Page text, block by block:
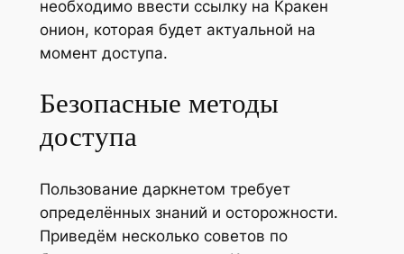
необходимо ввести ссылку на Кракен
онион, которая будет актуальной на
момент доступа.
Безопасные методы
доступа
Пользование даркнетом требует
определённых знаний и осторожности.
Приведём несколько советов по